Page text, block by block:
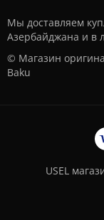
Мы доставляем
Азербайджана и в
© Магазин
Baku
USEL